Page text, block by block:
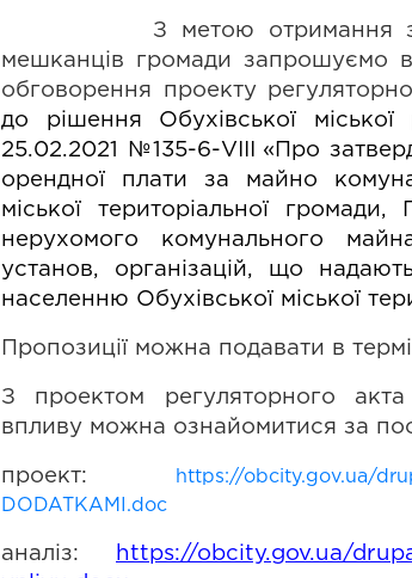
З метою отримання
мешканців громади запрошуємо
обговорення проекту
до рішення Обухівської міської
25.02.2021 №135-6-VIII
«Про
орендної плати за майно
міської територіальної
нерухомого комунального
установ, організацій, що
населенню Обухівської міської
Пропозиції можна подавати в
З проектом регуляторного
впливу можна ознайомитися за
проект:
https://obcity.gov.ua/
DODATKAMI.doc
аналіз:
https://obcity.gov.ua/